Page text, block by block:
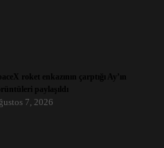
roket enkazının çarptığı Ay’ın
paylaşıldı
7, 2026